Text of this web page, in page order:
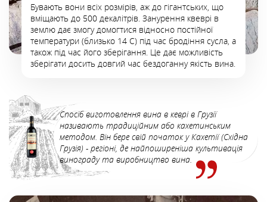
Бувають вони всіх розмірів, аж до гігантських, що
вміщають до 500 декалітрів. Занурення квеврі в
землю дає змогу домогтися відносно постійної
температури (близько 14 С) під час бродіння сусла, а
також під час його зберігання. Це дає можливість
зберігати досить довгий час бездоганну якість вина.
Спосіб виготовлення вина в кеврі в Грузії
називають традиційним або кахетинським
методом. Він бере свій початок у Кахетії (Східна
Грузія) - регіоні, де найпоширеніша культивація
винограду та виробництво вина.